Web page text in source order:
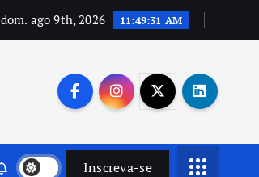
dom. ago 9th, 2026 11:49:32 AM
Inscreva-se